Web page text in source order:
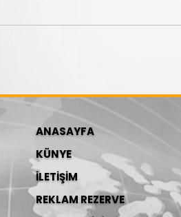
ANASAYFA
KÜNYE
İLETİŞİM
REKLAM REZERVE